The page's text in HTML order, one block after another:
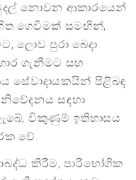
නොවන ආකාරයෙන්
ගෙවීමක් සමඟින්,
ලොව පුරා බෙදා
ගැනීමට සහ
සේවාදායකයින් පිළිබඳ
සඳහා
විකුණුම් ඉතිහාසය
වේ.
කිරීම, පාරිභෝගික